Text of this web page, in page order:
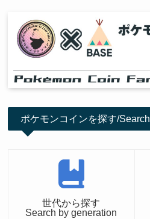
ポケモンコインを探す/Search
世代から探す
Search by generation